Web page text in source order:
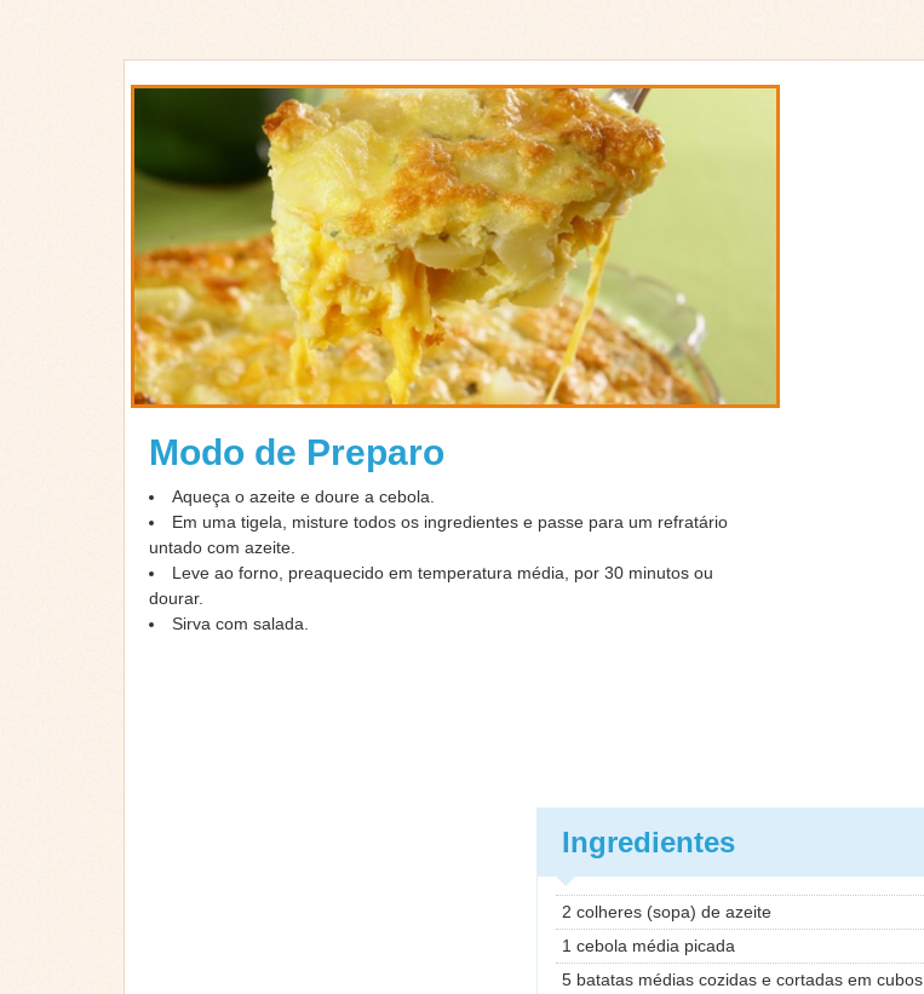
Modo de Preparo
Aqueça o azeite e doure a cebola.
Em uma tigela, misture todos os ingredientes e passe para um refratário
untado com azeite.
Leve ao forno, preaquecido em temperatura média, por 30 minutos ou
dourar.
Sirva com salada.
Ingredientes
2 colheres (sopa) de azeite
1 cebola média picada
5 batatas médias cozidas e cortadas em cubos